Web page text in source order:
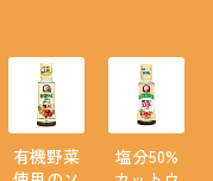
有機野菜
塩分50%